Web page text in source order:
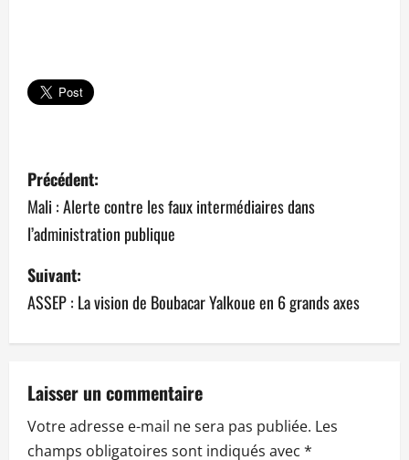
N
a
v
i
g
t
i
Précédent:
Mali : Alerte contre les faux intermédiaires dans
l’administration publique
Suivant:
ASSEP : La vision de Boubacar Yalkoue en 6 grands axes
Laisser un commentaire
Votre adresse e-mail ne sera pas publiée. Les
champs obligatoires sont indiqués avec *